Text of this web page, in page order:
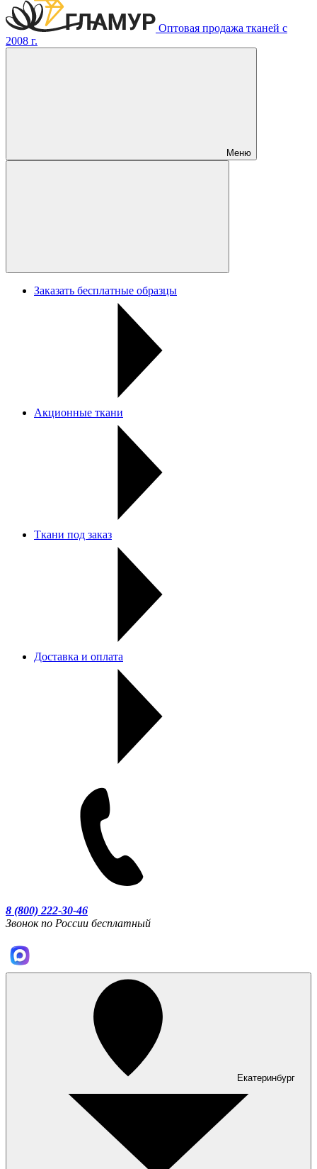
Оптовая продажа тканей с
2008 г.
Меню
Заказать бесплатные образцы
Акционные ткани
Ткани под заказ
Доставка и оплата
8 (800) 222-30-46
Звонок по России бесплатный
Екатеринбург